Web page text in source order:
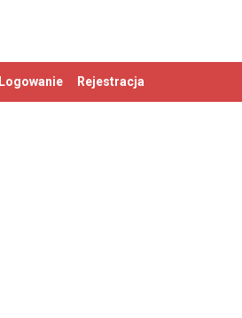
Rejestracja
Logowanie